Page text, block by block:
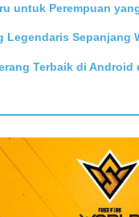
untuk Perempuan
Legendaris Sepanjang
Terbaik di Android